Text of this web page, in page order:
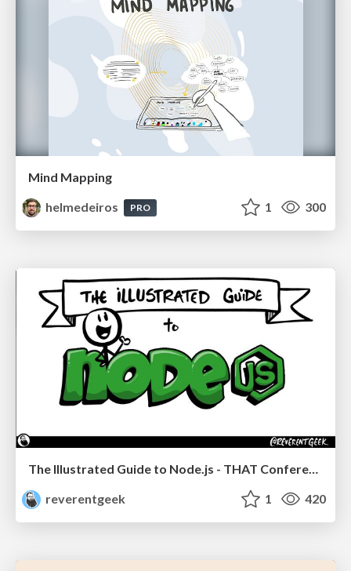
Mind Mapping
helmedeiros
PRO 1 300
The Illustrated Guide to Node.js - THAT Conference 2024
reverentgeek
1 420